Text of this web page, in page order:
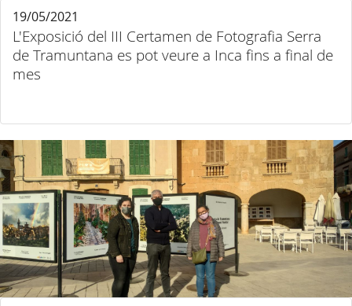
L'Exposició del III Certamen de Fotografia Serra
de Tramuntana es pot veure a Inca fins a final de
mes
19/05/2021